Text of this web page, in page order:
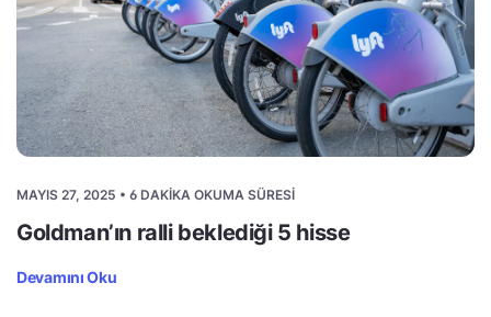
MAYIS 27, 2025 • 6 DAKIKA OKUMA SÜRESI
Goldman’ın ralli beklediği 5 hisse
Devamını Oku